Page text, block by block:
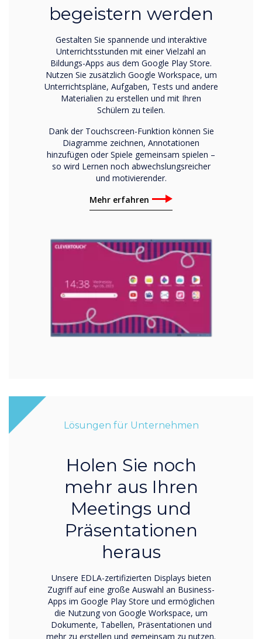
begeistern werden
Gestalten Sie spannende und interaktive
Unterrichtsstunden mit einer Vielzahl an
Bildungs-Apps aus dem Google Play Store.
Nutzen Sie zusätzlich Google Workspace, um
Unterrichtspläne, Aufgaben, Tests und andere
Materialien zu erstellen und mit Ihren
Schülern zu teilen.
Dank der Touchscreen-Funktion können Sie
Diagramme zeichnen, Annotationen
hinzufügen oder Spiele gemeinsam spielen –
so wird Lernen noch abwechslungsreicher
und motivierender.
Mehr erfahren
Lösungen für Unternehmen
Holen Sie noch
mehr aus Ihren
Meetings und
Präsentationen
heraus
Unsere EDLA-zertifizierten Displays bieten
Zugriff auf eine große Auswahl an Business-
Apps im Google Play Store und ermöglichen
die Nutzung von Google Workspace, um
Dokumente, Tabellen, Präsentationen und
mehr zu erstellen und gemeinsam zu nutzen.